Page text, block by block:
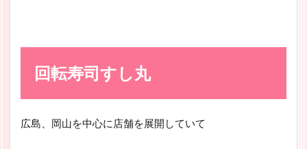
回転寿司すし丸
広島、岡山を中心に店舗を展開していて